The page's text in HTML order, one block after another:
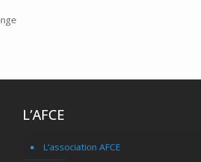
L’AFCE
L’association AFCE